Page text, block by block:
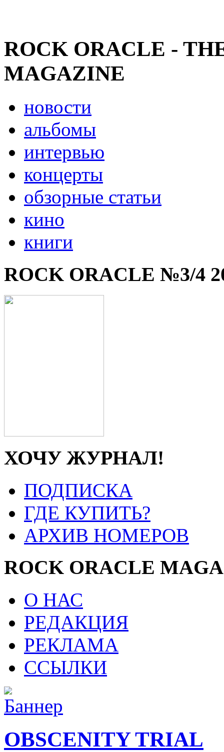
ROCK ORACLE -
MAGAZINE
новости
альбомы
интервью
концерты
обзорные статьи
кино
книги
ROCK ORACLE №3/4
ХОЧУ ЖУРНАЛ!
ПОДПИСКА
ГДЕ КУПИТЬ?
АРХИВ НОМЕРОВ
ROCK ORACLE
О НАС
РЕДАКЦИЯ
РЕКЛАМА
ССЫЛКИ
OBSCENITY TRIAL